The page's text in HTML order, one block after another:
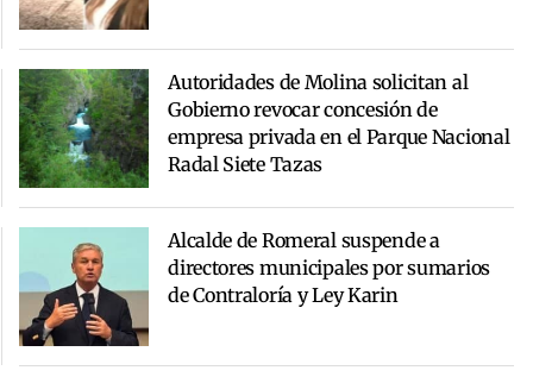
Autoridades de Molina solicitan al
Gobierno revocar concesión de
empresa privada en el Parque Nacional
Radal Siete Tazas
Alcalde de Romeral suspende a
directores municipales por sumarios
de Contraloría y Ley Karin